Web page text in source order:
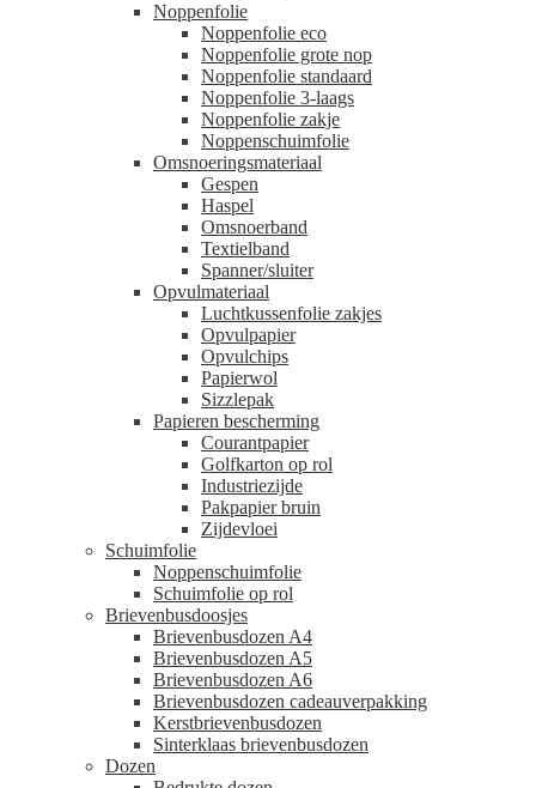
Noppenfolie
Noppenfolie eco
Noppenfolie grote nop
Noppenfolie standaard
Noppenfolie 3-laags
Noppenfolie zakje
Noppenschuimfolie
Omsnoeringsmateriaal
Gespen
Haspel
Omsnoerband
Textielband
Spanner/sluiter
Opvulmateriaal
Luchtkussenfolie zakjes
Opvulpapier
Opvulchips
Papierwol
Sizzlepak
Papieren bescherming
Courantpapier
Golfkarton op rol
Industriezijde
Pakpapier bruin
Zijdevloei
Schuimfolie
Noppenschuimfolie
Schuimfolie op rol
Brievenbusdoosjes
Brievenbusdozen A4
Brievenbusdozen A5
Brievenbusdozen A6
Brievenbusdozen cadeauverpakking
Kerstbrievenbusdozen
Sinterklaas brievenbusdozen
Dozen